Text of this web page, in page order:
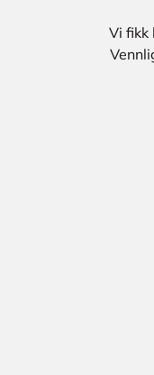
Vi fikk